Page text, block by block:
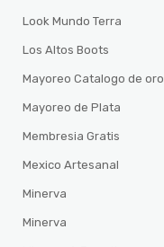
Look Mundo Terra
Los Altos Boots
Mayoreo Catalogo de oro
Mayoreo de Plata
Membresia Gratis
Mexico Artesanal
Minerva
Minerva